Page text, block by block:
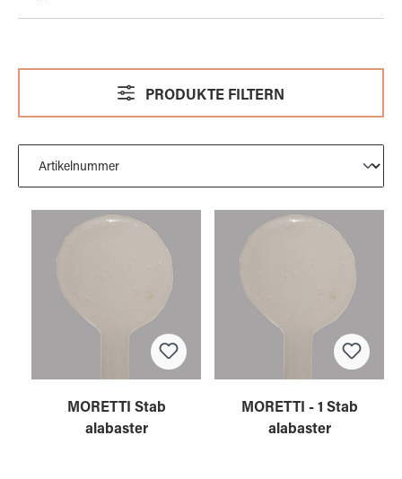
PRODUKTE FILTERN
MORETTI Stab
alabaster
MORETTI - 1 Stab
alabaster